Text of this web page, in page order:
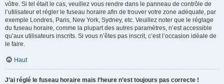
vôtre. Si tel était le cas, veuillez vous rendre dans le panneau de contrôle de
l’utilisateur et régler le fuseau horaire afin de trouver votre zone adéquate, par
exemple Londres, Paris, New York, Sydney, etc. Veuillez noter que le réglage
du fuseau horaire, comme la plupart des autres paramètres, n’est accessible
qu’aux utilisateurs inscrits. Si vous n’êtes pas inscrit, c’est l’occasion idéale de
le faire.
Haut
J’ai réglé le fuseau horaire mais l’heure n’est toujours pas correcte !